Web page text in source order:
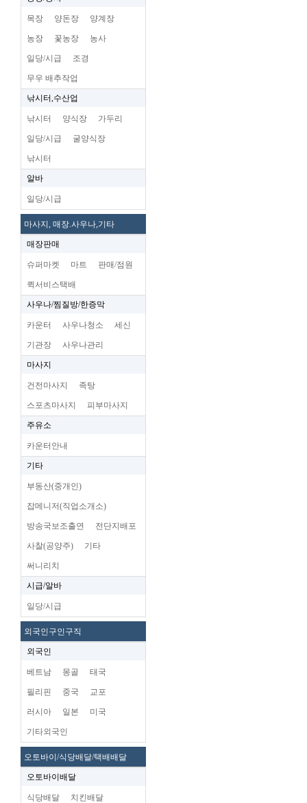
목장 양돈장 양계장
농장 꽃농장 농사
일당/시급 조경
무우 배추작업
낚시터,수산업
낚시터 양식장 가두리
일당/시급 굴양식장
낚시터
알바
일당/시급
마사지, 매장.사우나,기타
매장판매
슈퍼마켓 마트 판매/점원
퀵서비스택배
사우나/찜질방/한증막
카운터 사우나청소 세신
기관장 사우나관리
마사지
건전마사지 족탕
스포츠마사지 피부마사지
주유소
카운터안내
기타
부동산(중개인)
잡메니저(직업소개소)
방송국보조출연 전단지배포
사찰(공양주) 기타
써니리치
시급/알바
일당/시급
외국인구인구직
외국인
베트남 몽골 태국
필리핀 중국 교포
러시아 일본 미국
기타외국인
오토바이/식당배달/택배배달
오토바이배달
식당배달 치킨배달